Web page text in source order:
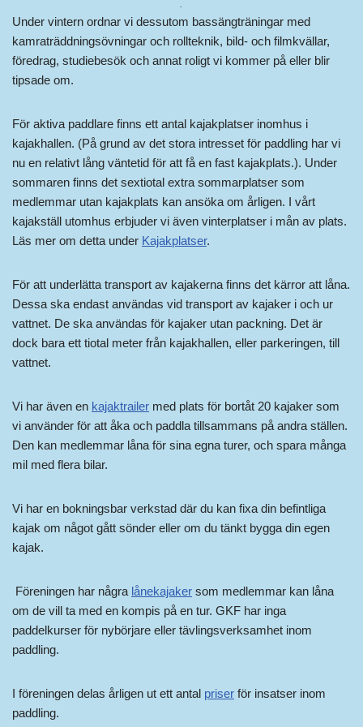
.
Under vintern ordnar vi dessutom bassängträningar med
kamraträddningsövningar och rollteknik, bild- och filmkvällar,
föredrag, studiebesök och annat roligt vi kommer på eller blir
tipsade om.
För aktiva paddlare finns ett antal kajakplatser inomhus i
kajakhallen. (På grund av det stora intresset för paddling har vi
nu en relativt lång väntetid för att få en fast kajakplats.). Under
sommaren finns det sextiotal extra sommarplatser som
medlemmar utan kajakplats kan ansöka om årligen. I vårt
kajakställ utomhus erbjuder vi även vinterplatser i mån av plats.
Läs mer om detta under Kajakplatser.
För att underlätta transport av kajakerna finns det kärror att låna.
Dessa ska endast användas vid transport av kajaker i och ur
vattnet. De ska användas för kajaker utan packning. Det är
dock bara ett tiotal meter från kajakhallen, eller parkeringen, till
vattnet.
Vi har även en kajaktrailer med plats för bortåt 20 kajaker som
vi använder för att åka och paddla tillsammans på andra ställen.
Den kan medlemmar låna för sina egna turer, och spara många
mil med flera bilar.
Vi har en bokningsbar verkstad där du kan fixa din befintliga
kajak om något gått sönder eller om du tänkt bygga din egen
kajak.
Föreningen har några lånekajaker som medlemmar kan låna
om de vill ta med en kompis på en tur. GKF har inga
paddelkurser för nybörjare eller tävlingsverksamhet inom
paddling.
I föreningen delas årligen ut ett antal priser för insatser inom
paddling.